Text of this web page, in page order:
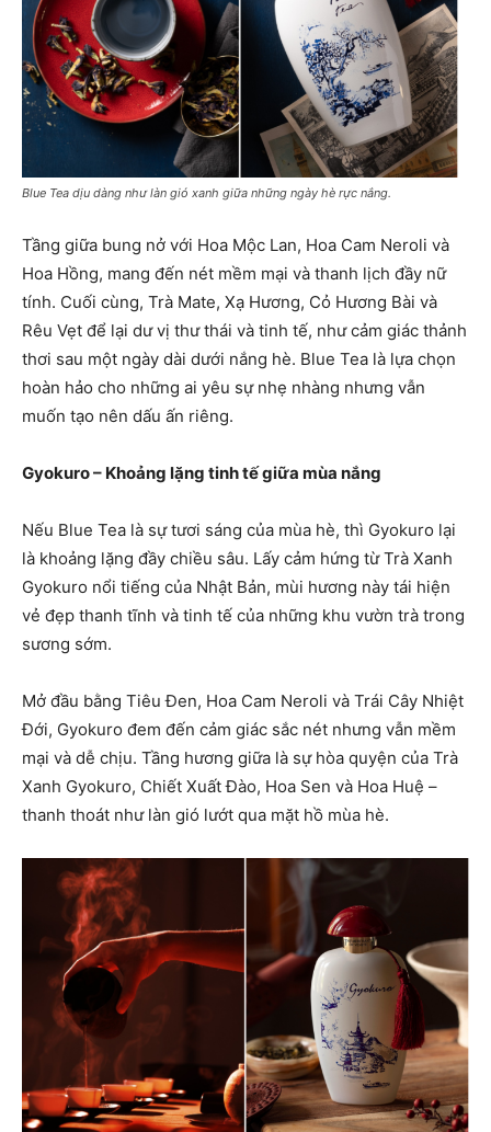
Blue Tea dịu dàng như làn gió xanh giữa những ngày hè rực nắng.
Tầng giữa bung nở với Hoa Mộc Lan, Hoa Cam Neroli và
Hoa Hồng, mang đến nét mềm mại và thanh lịch đầy nữ
tính. Cuối cùng, Trà Mate, Xạ Hương, Cỏ Hương Bài và
Rêu Vẹt để lại dư vị thư thái và tinh tế, như cảm giác thảnh
thơi sau một ngày dài dưới nắng hè. Blue Tea là lựa chọn
hoàn hảo cho những ai yêu sự nhẹ nhàng nhưng vẫn
muốn tạo nên dấu ấn riêng.
Gyokuro – Khoảng lặng tinh tế giữa mùa nắng
Nếu Blue Tea là sự tươi sáng của mùa hè, thì Gyokuro lại
là khoảng lặng đầy chiều sâu. Lấy cảm hứng từ Trà Xanh
Gyokuro nổi tiếng của Nhật Bản, mùi hương này tái hiện
vẻ đẹp thanh tĩnh và tinh tế của những khu vườn trà trong
sương sớm.
Mở đầu bằng Tiêu Đen, Hoa Cam Neroli và Trái Cây Nhiệt
Đới, Gyokuro đem đến cảm giác sắc nét nhưng vẫn mềm
mại và dễ chịu. Tầng hương giữa là sự hòa quyện của Trà
Xanh Gyokuro, Chiết Xuất Đào, Hoa Sen và Hoa Huệ –
thanh thoát như làn gió lướt qua mặt hồ mùa hè.